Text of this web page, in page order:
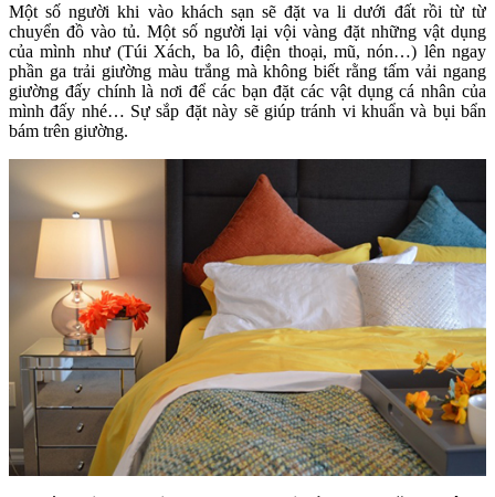
Một số người khi vào khách sạn sẽ đặt va li dưới đất rồi từ từ
chuyển đồ vào tủ. Một số người lại vội vàng đặt những vật dụng
của mình như (Túi Xách, ba lô, điện thoại, mũ, nón…) lên ngay
phần ga trải giường màu trắng mà không biết rằng tấm vải ngang
giường đấy chính là nơi để các bạn đặt các vật dụng cá nhân của
mình đấy nhé… Sự sắp đặt này sẽ giúp tránh vi khuẩn và bụi bẩn
bám trên giường.